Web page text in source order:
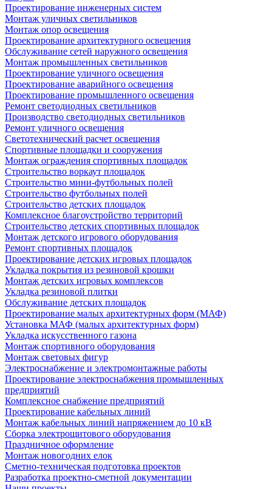
Проектирование инженерных систем
Монтаж уличных светильников
Монтаж опор освещения
Проектирование архитектурного освещения
Обслуживание сетей наружного освещения
Монтаж промышленных светильников
Проектирование уличного освещения
Проектирование аварийного освещения
Проектирование промышленного освещения
Ремонт светодиодных светильников
Производство светодиодных светильников
Ремонт уличного освещения
Светотехнический расчет освещения
Спортивные площадки и сооружения
Монтаж ограждения спортивных площадок
Строительство воркаут площадок
Строительство мини-футбольных полей
Строительство футбольных полей
Строительство детских площадок
Комплексное благоустройство территорий
Строительство детских спортивных площадок
Монтаж детского игрового оборудования
Ремонт спортивных площадок
Проектирование детских игровых площадок
Укладка покрытия из резиновой крошки
Монтаж детских игровых комплексов
Укладка резиновой плитки
Обслуживание детских площадок
Проектирование малых архитектурных форм (МАФ)
Установка МАФ (малых архитектурных форм)
Укладка искусственного газона
Монтаж спортивного оборудования
Монтаж световых фигур
Электроснабжение и электромонтажные работы
Проектирование электроснабжения промышленных
предприятий
Комплексное снабжение предприятий
Проектирование кабельных линий
Монтаж кабельных линий напряжением до 10 кВ
Сборка электрощитового оборудования
Праздничное оформление
Монтаж новогодних елок
Сметно-техническая подготовка проектов
Разработка проектно-сметной документации